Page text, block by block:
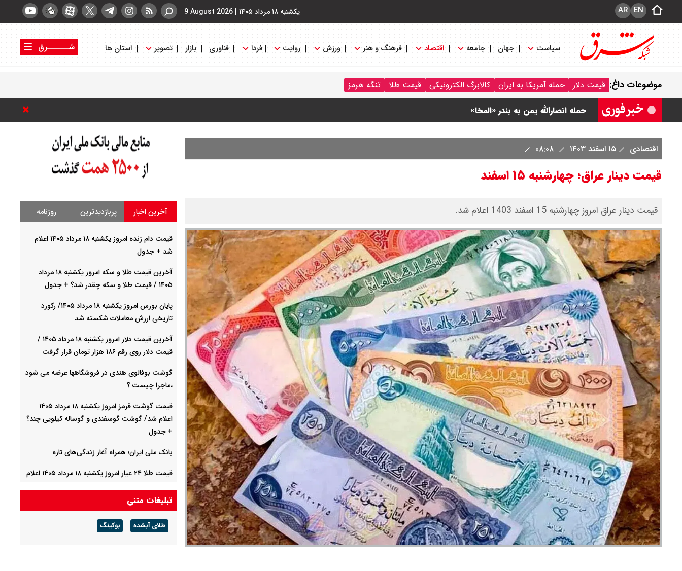
یکشنبه ۱۸ مرداد ۱۴۰۵ |
9 August 2026 EN
AR
سیاست جهان جامعه اقتصاد فرهنگ و هنر ورزش روایت فردا فناوری بازار تصویر استان ها
شــــــرق
موضوعات داغ: قیمت دلار حمله آمریکا به ایران کالابرگ الکترونیکی قیمت طلا تنگه هرمز
ونس در بن‌بست سیاسی قرار دارد
با این دیپلمات کاستاریکایی آشنا شوید : شانس او از گروسی برای دبیرکلی سازمان ملل بیشتر شد
حمله انصارالله یمن به بندر «المخا»
اقتصادی
۱۵ اسفند ۱۴۰۳
قیمت دینار عراق؛ چهارشنبه ۱۵ اسفند
قیمت دینار عراق امروز چهارشنبه 15 اسفند 1403 اعلام شد. آخرین اخبار پربازدیدترین روزنامه
قیمت دام زنده امروز یکشنبه ۱۸ مرداد ۱۴۰۵ اعلام
شد + جدول
آخرین قیمت طلا و سکه امروز یکشنبه ۱۸ مرداد
۱۴۰۵ / قیمت طلا و سکه چقدر شد؟ + جدول
پایان بورس امروز یکشنبه ۱۸ مرداد ۱۴۰۵/ رکورد
تاریخی ارزش معاملات شکسته شد
آخرین قیمت دلار امروز یکشنبه ۱۸ مرداد ۱۴۰۵ /
قیمت دلار روی رقم ۱۸۶ هزار تومان قرار گرفت
گوشت بوفالوی هندی در فروشگاهها عرضه می شود
،ماجرا چیست ؟
قیمت گوشت قرمز امروز یکشنبه ۱۸ مرداد ۱۴۰۵
اعلام شد/ گوشت گوسفندی و گوساله کیلویی چند؟
+ جدول
بانک ملی ایران؛ همراه آغاز زندگی‌های تازه
قیمت طلا ۲۴ عیار امروز یکشنبه ۱۸ مرداد ۱۴۰۵ اعلام
شد/ طلا پایین آمد
تبلیغات متنی
طلای آبشده بوکینگ